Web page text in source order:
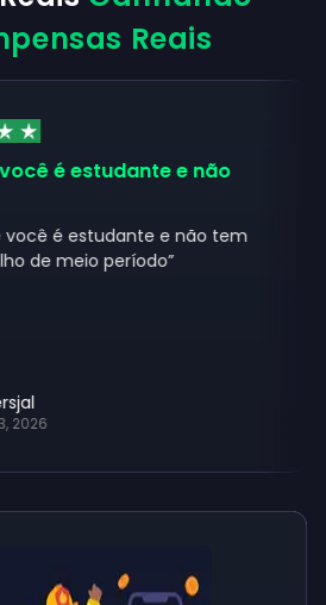
Reais
é estudante e não
é estudante e não tem
meio período”